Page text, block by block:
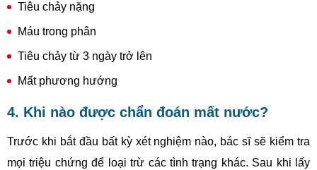
Tiêu chảy nặng
Máu trong phân
Tiêu chảy từ 3 ngày trở lên
Mất phương hướng
4. Khi nào được chẩn đoán mất nước?
Trước khi bắt đầu bất kỳ xét nghiệm nào, bác sĩ sẽ kiểm tra
mọi triệu chứng để loại trừ các tình trạng khác. Sau khi lấy